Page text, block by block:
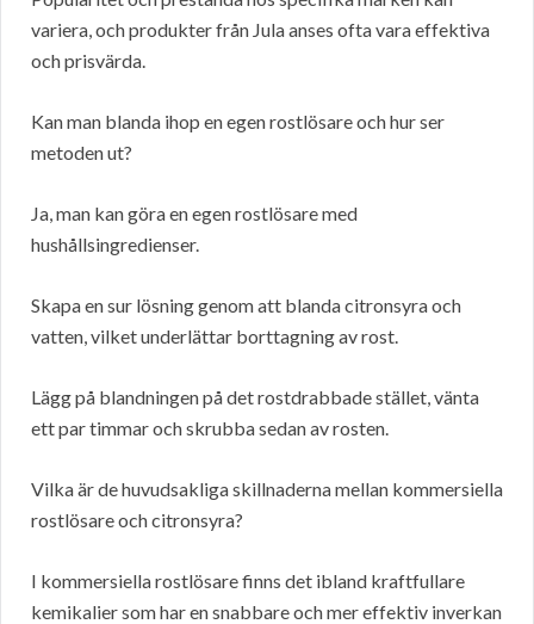
variera, och produkter från Jula anses ofta vara effektiva
och prisvärda.
Kan man blanda ihop en egen rostlösare och hur ser
metoden ut?
Ja, man kan göra en egen rostlösare med
hushållsingredienser.
Skapa en sur lösning genom att blanda citronsyra och
vatten, vilket underlättar borttagning av rost.
Lägg på blandningen på det rostdrabbade stället, vänta
ett par timmar och skrubba sedan av rosten.
Vilka är de huvudsakliga skillnaderna mellan kommersiella
rostlösare och citronsyra?
I kommersiella rostlösare finns det ibland kraftfullare
kemikalier som har en snabbare och mer effektiv inverkan